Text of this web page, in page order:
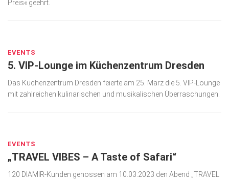
Preis« geehrt.
EVENTS
5. VIP-Lounge im Küchenzentrum Dresden
Das Küchenzentrum Dresden feierte am 25. März die 5. VIP-Lounge
mit zahlreichen kulinarischen und musikalischen Überraschungen.
EVENTS
„TRAVEL VIBES – A Taste of Safari“
120 DIAMIR-Kunden genossen am 10.03.2023 den Abend „TRAVEL